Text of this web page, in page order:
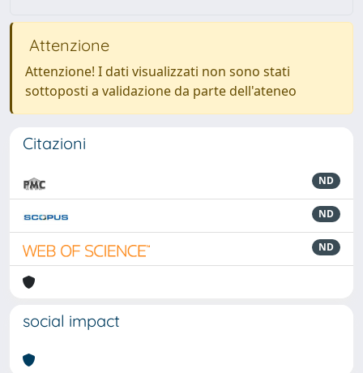
Attenzione
Attenzione! I dati visualizzati non sono stati
sottoposti a validazione da parte dell'ateneo
Citazioni
ND
ND
ND
social impact